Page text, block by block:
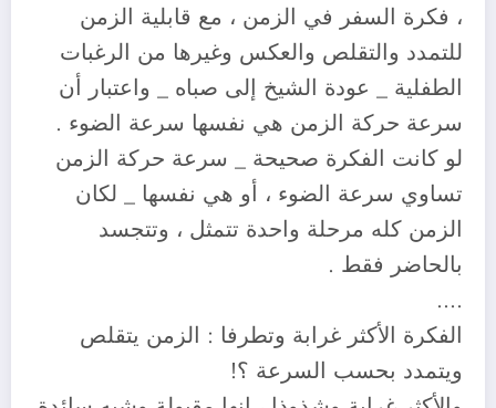
، فكرة السفر في الزمن ، مع قابلية الزمن
للتمدد والتقلص والعكس وغيرها من الرغبات
الطفلية _ عودة الشيخ إلى صباه _ واعتبار أن
سرعة حركة الزمن هي نفسها سرعة الضوء .
لو كانت الفكرة صحيحة _ سرعة حركة الزمن
تساوي سرعة الضوء ، أو هي نفسها _ لكان
الزمن كله مرحلة واحدة تتمثل ، وتتجسد
بالحاضر فقط .
….
الفكرة الأكثر غرابة وتطرفا : الزمن يتقلص
ويتمدد بحسب السرعة ؟!